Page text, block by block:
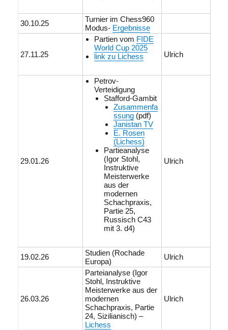
30.10.25
Turnier im Chess960
Modus- Ergebnisse
27.11.25
Partien vom FIDE
World Cup 2025
link zu Lichess
Ulrich
29.01.26
Petrov-
Verteidigung
Stafford-Gambit
Zusammenfa
ssung(pdf)
Janistan TV
E. Rosen
(Lichess)
Partieanalyse
(Igor Stohl,
Instruktive
Meisterwerke
aus der
modernen
Schachpraxis,
Partie 25,
Russisch C43
mit 3. d4)
Ulrich
19.02.26
Studien (Rochade
Europa)
Ulrich
26.03.26
Parteianalyse (Igor
Stohl, Instruktive
Meisterwerke aus der
modernen
Schachpraxis, Partie
24, Sizilianisch) –
Lichess
Ulrich